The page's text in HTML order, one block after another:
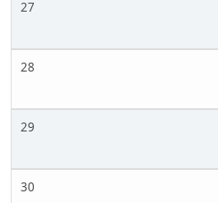
27
28
29
30